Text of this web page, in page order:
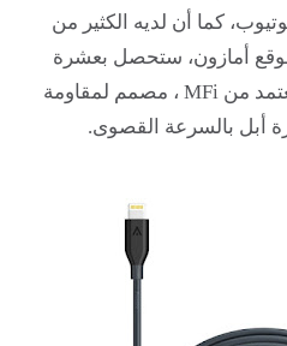
كما أن لديه الكثير من
موقع أمازون، ستحصل بعشرة
من
MFi ، مصمم لمقاومة
أبل بالسرعة القصوى.